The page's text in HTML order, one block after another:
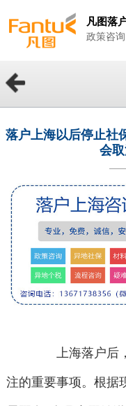
凡图落
政策咨
落户上海以后停止社
会取
上海落户后，
注的重要事项。根据